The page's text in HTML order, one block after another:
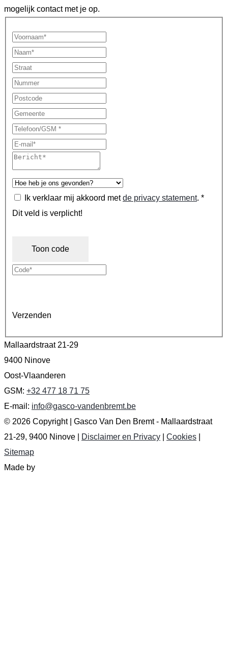
mogelijk contact met je op.
Ik verklaar mij akkoord metde privacy statement. *
Dit veld is verplicht!
Toon code
Verzenden
Mallaardstraat 21-29
9400 Ninove
Oost-Vlaanderen
GSM: +32 477 18 71 75
E-mail: info@gasco-vandenbremt.be
© 2026 Copyright | Gasco Van Den Bremt - Mallaardstraat
21-29, 9400 Ninove |
Disclaimer en Privacy Cookies
Sitemap
Made by